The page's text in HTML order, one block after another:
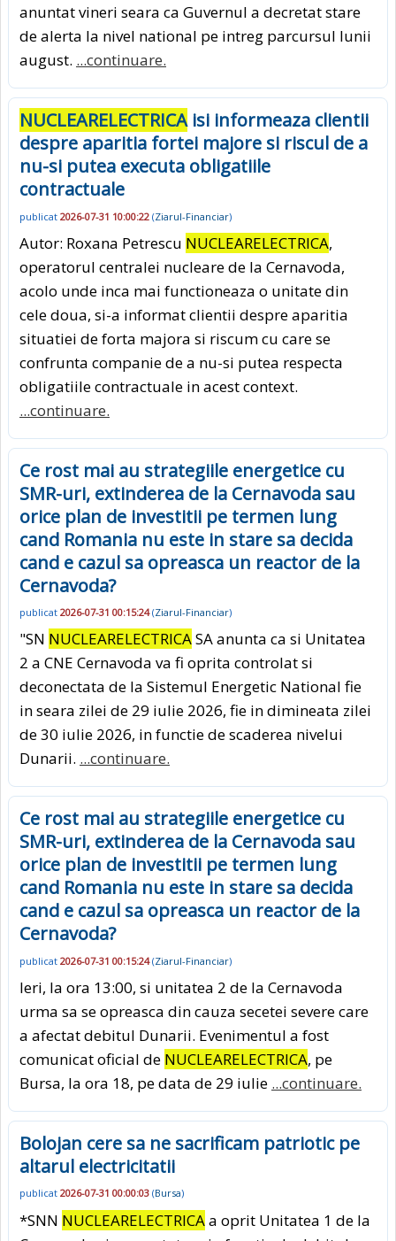
anuntat vineri seara ca Guvernul a decretat stare
de alerta la nivel national pe intreg parcursul lunii
august. ...continuare.
NUCLEARELECTRICAisi informeaza clientii
despre aparitia fortei majore si riscul de a
nu-si putea executa obligatiile
contractuale
publicat 2026-07-31 10:00:22 (Ziarul-Financiar)
Autor: Roxana Petrescu NUCLEARELECTRICA,
operatorul centralei nucleare de la Cernavoda,
acolo unde inca mai functioneaza o unitate din
cele doua, si-a informat clientii despre aparitia
situatiei de forta majora si riscum cu care se
confrunta companie de a nu-si putea respecta
obligatiile contractuale in acest context.
...continuare.
Ce rost mai au strategiile energetice cu
SMR-uri, extinderea de la Cernavoda sau
orice plan de investitii pe termen lung
cand Romania nu este in stare sa decida
cand e cazul sa opreasca un reactor de la
Cernavoda?
publicat 2026-07-31 00:15:24(Ziarul-Financiar)
"SN NUCLEARELECTRICASA anunta ca si Unitatea
2 a CNE Cernavoda va fi oprita controlat si
deconectata de la Sistemul Energetic National fie
in seara zilei de 29 iulie 2026, fie in dimineata zilei
de 30 iulie 2026, in functie de scaderea nivelui
Dunarii. ...continuare.
Ce rost mai au strategiile energetice cu
SMR-uri, extinderea de la Cernavoda sau
orice plan de investitii pe termen lung
cand Romania nu este in stare sa decida
cand e cazul sa opreasca un reactor de la
Cernavoda?
publicat 2026-07-31 00:15:24(Ziarul-Financiar)
Ieri, la ora 13:00, si unitatea 2 de la Cernavoda
urma sa se opreasca din cauza secetei severe care
a afectat debitul Dunarii. Evenimentul a fost
comunicat oficial de NUCLEARELECTRICA, pe
Bursa, la ora 18, pe data de 29 iulie ...continuare.
Bolojan cere sa ne sacrificam patriotic pe
altarul electricitatii
publicat 2026-07-31 00:00:03 (Bursa)
*SNN NUCLEARELECTRICAa oprit Unitatea 1 de la